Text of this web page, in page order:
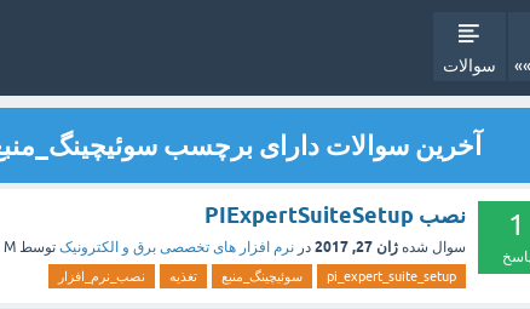
سوالات
آخرین سوالات دارای برچسب
1 نصب PIExpertSuiteSetup
سوال شده ژان 27, 2017 درنرم افزار های تخصصی برق و الکترونیک توسطM
pi_expert_suite_setup سوئیچینگ_منبع تغذیه نصب_نرم_افزار